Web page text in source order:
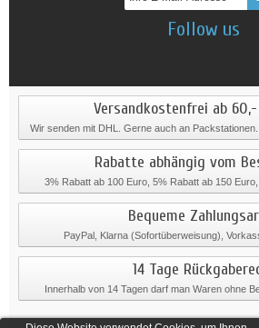
Follow us
Versandkostenfrei ab 60,-
Wir senden mit DHL. Gerne auch an
Rabatte abhängig vom
3% Rabatt ab 100 Euro, 5% Rabatt ab 150
Bequeme
PayPal, Klarna (Sofortüberweisung),
14 Tage
Innerhalb von 14 Tagen darf man Waren ohne